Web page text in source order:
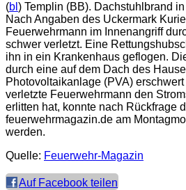
(bl ) Templin (BB). Dachstuhlbrand
Nach Angaben des Uckermark
Feuerwehrmann im Innenangriff
schwer verletzt. Eine
ihn in ein Krankenhaus geflogen.
durch eine auf dem Dach des
Photovoltaikanlage (PVA)
verletzte Feuerwehrmann den
erlitten hat, konnte nach Rückfrage
feuerwehrmagazin.de am
werden.
Quelle: Feuerwehr-Magazin
Auf Facebook teilen